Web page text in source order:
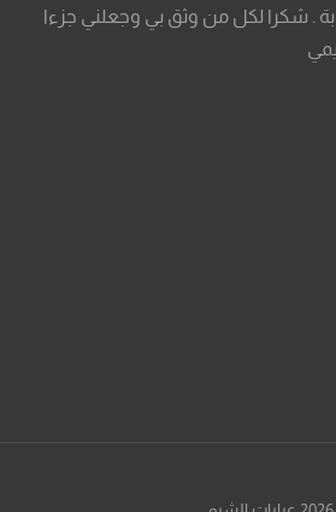
. شكرا لكل من وثق بي وجعلني جزءا